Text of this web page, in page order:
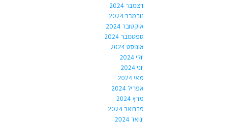
דצמבר 2024
נובמבר 2024
אוקטובר 2024
ספטמבר 2024
אוגוסט 2024
יולי 2024
יוני 2024
מאי 2024
אפריל 2024
מרץ 2024
פברואר 2024
ינואר 2024